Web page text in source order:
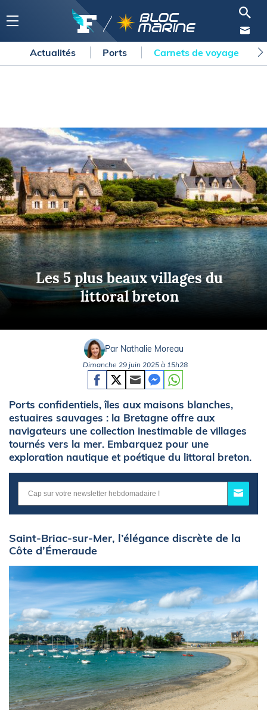
Actualités Ports Carnets de voyage
Les 5 plus beaux villages du
littoral breton
Par Nathalie Moreau
Dimanche 29 juin 2025 à 15h28
Ports confidentiels, îles aux maisons blanches,
estuaires sauvages : la Bretagne offre aux
navigateurs une collection inestimable de villages
tournés vers la mer. Embarquez pour une
exploration nautique et poétique du littoral breton.
Saint-Briac-sur-Mer, l’élégance discrète de la
Côte d’Émeraude